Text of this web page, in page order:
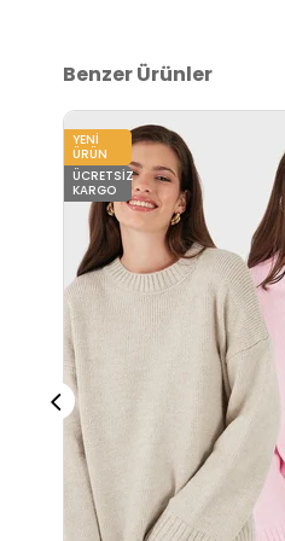
Benzer Ürünler
YENI
ÜRÜN
ÜCRETSIZ
KARGO